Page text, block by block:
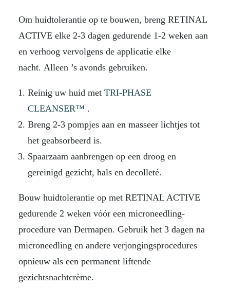
Om huidtolerantie op te bouwen, breng RETINAL
ACTIVE elke 2-3 dagen gedurende 1-2 weken aan
en verhoog vervolgens de applicatie elke
nacht. Alleen ’s avonds gebruiken.
Reinig uw huid met TRI-PHASE
CLEANSER™ .
Breng 2-3 pompjes aan en masseer lichtjes tot
het geabsorbeerd is.
Spaarzaam aanbrengen op een droog en
gereinigd gezicht, hals en decolleté.
Bouw huidtolerantie op met RETINAL ACTIVE
gedurende 2 weken vóór een microneedling-
procedure van Dermapen. Gebruik het 3 dagen na
microneedling en andere verjongingsprocedures
opnieuw als een permanent liftende
gezichtsnachtcrème.